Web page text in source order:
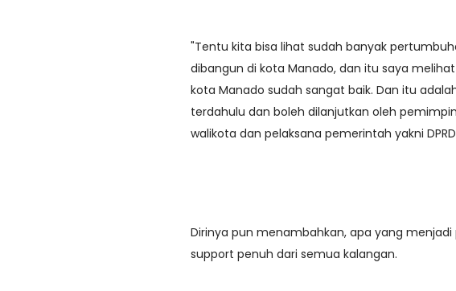
"Tentu kita bisa lihat sudah banyak
dibangun di kota Manado, dan itu saya
kota Manado sudah sangat baik. Dan itu
terdahulu dan boleh dilanjutkan oleh
walikota dan pelaksana pemerintah yakni
Dirinya pun menambahkan, apa yang
support penuh dari semua kalangan.